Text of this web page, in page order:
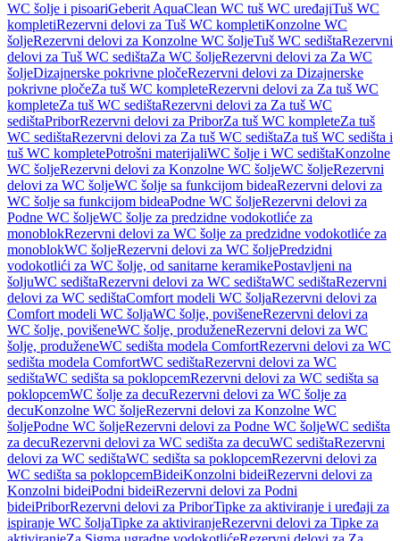
WC šolje i pisoariGeberit AquaClean WC tuš WC uređajiTuš WC
kompletiRezervni delovi za Tuš WC kompletiKonzolne WC
šoljeRezervni delovi za Konzolne WC šoljeTuš WC sedištaRezervni
delovi za Tuš WC sedištaZa WC šoljeRezervni delovi za Za WC
šoljeDizajnerske pokrivne pločeRezervni delovi za Dizajnerske
pokrivne pločeZa tuš WC kompleteRezervni delovi za Za tuš WC
kompleteZa tuš WC sedištaRezervni delovi za Za tuš WC
sedištaPriborRezervni delovi za PriborZa tuš WC kompleteZa tuš
WC sedištaRezervni delovi za Za tuš WC sedištaZa tuš WC sedišta i
tuš WC kompletePotrošni materijaliWC šolje i WC sedištaKonzolne
WC šoljeRezervni delovi za Konzolne WC šoljeWC šoljeRezervni
delovi za WC šoljeWC šolje sa funkcijom bideaRezervni delovi za
WC šolje sa funkcijom bideaPodne WC šoljeRezervni delovi za
Podne WC šoljeWC šolje za predzidne vodokotliće za
monoblokRezervni delovi za WC šolje za predzidne vodokotliće za
monoblokWC šoljeRezervni delovi za WC šoljePredzidni
vodokotlići za WC šolje, od sanitarne keramikePostavljeni na
šoljuWC sedištaRezervni delovi za WC sedištaWC sedištaRezervni
delovi za WC sedištaComfort modeli WC šoljaRezervni delovi za
Comfort modeli WC šoljaWC šolje, povišeneRezervni delovi za
WC šolje, povišeneWC šolje, produženeRezervni delovi za WC
šolje, produženeWC sedišta modela ComfortRezervni delovi za WC
sedišta modela ComfortWC sedištaRezervni delovi za WC
sedištaWC sedišta sa poklopcemRezervni delovi za WC sedišta sa
poklopcemWC šolje za decuRezervni delovi za WC šolje za
decuKonzolne WC šoljeRezervni delovi za Konzolne WC
šoljePodne WC šoljeRezervni delovi za Podne WC šoljeWC sedišta
za decuRezervni delovi za WC sedišta za decuWC sedištaRezervni
delovi za WC sedištaWC sedišta sa poklopcemRezervni delovi za
WC sedišta sa poklopcemBideiKonzolni bideiRezervni delovi za
Konzolni bideiPodni bideiRezervni delovi za Podni
bideiPriborRezervni delovi za PriborTipke za aktiviranje i uređaji za
ispiranje WC šoljaTipke za aktiviranjeRezervni delovi za Tipke za